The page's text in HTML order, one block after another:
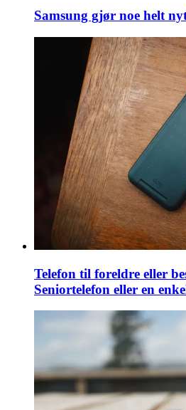
Samsung gjør noe helt
Telefon til foreldre eller
Seniortelefon eller en